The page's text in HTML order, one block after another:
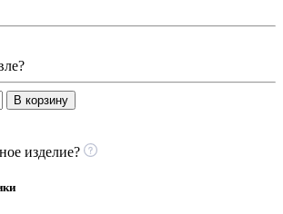
В корзину
изделие?